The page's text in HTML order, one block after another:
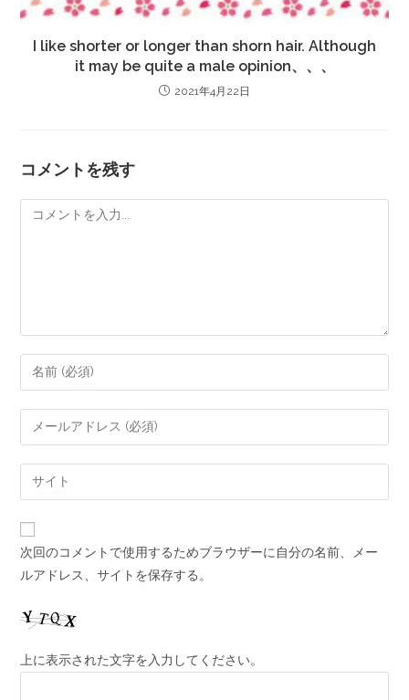
I like shorter or longer than shorn hair. Although
it may be quite a male opinion、、、
2021年4月22日
コメントを残す
次回のコメントで使用するためブラウザーに自分の名前、メー
ルアドレス、サイトを保存する。
上に表示された文字を入力してください。